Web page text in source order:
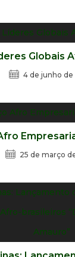
Globais
4 de junho
25 de março